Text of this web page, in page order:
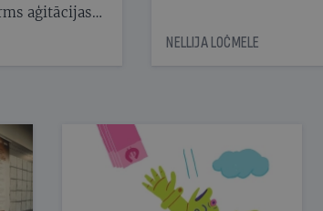
aģitācijas
kas
NELLIJA LOČMELE